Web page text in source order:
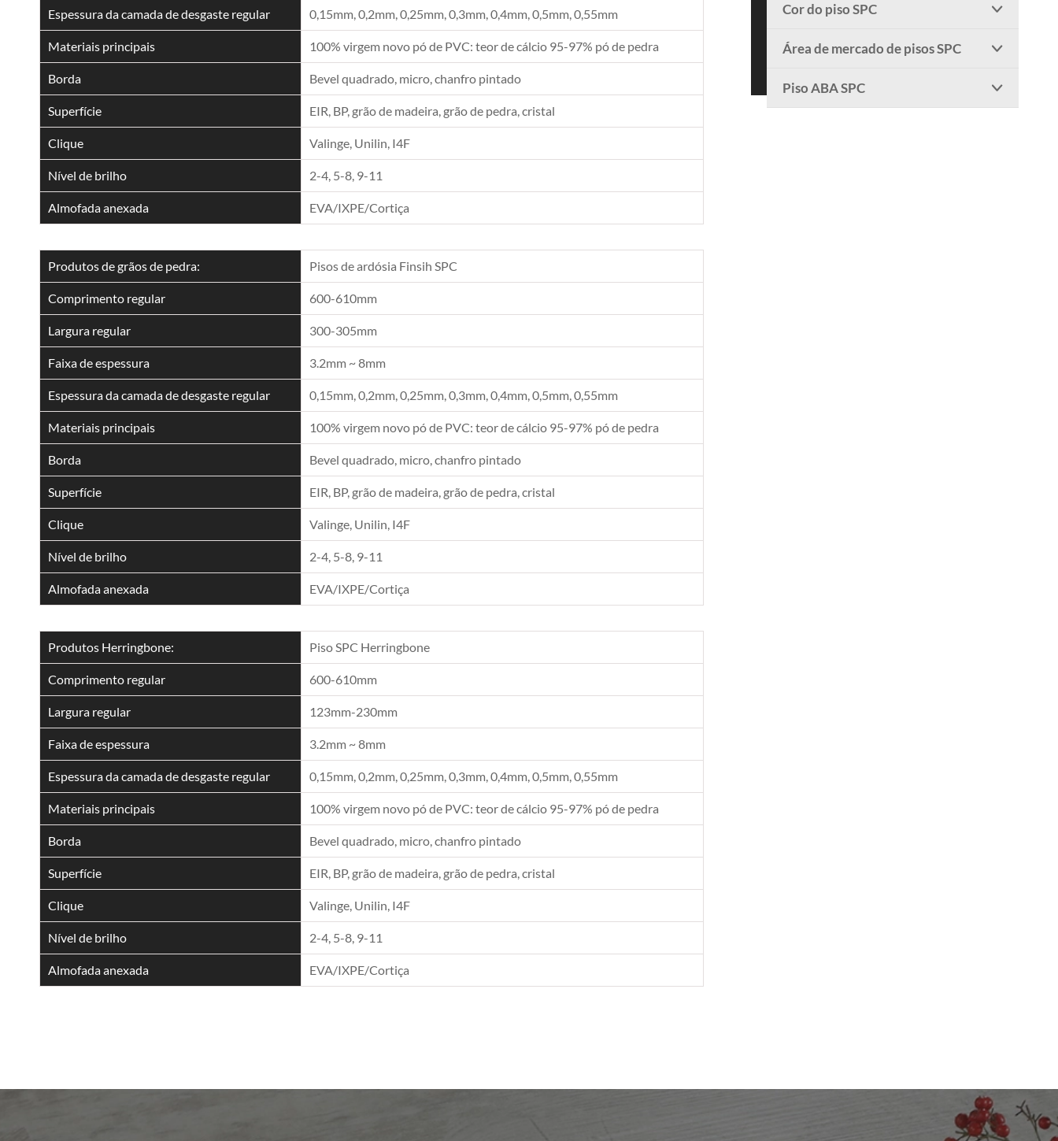
Espessura da camada de desgaste regular 0,15mm, 0,2mm, 0,25mm, 0,3mm, 0,4mm, 0,5mm, 0,55mm
Materiais principais 100% virgem novo pó de PVC: teor de cálcio 95-97% pó de pedra
Borda Bevel quadrado, micro, chanfro pintado
Superfície EIR, BP, grão de madeira, grão de pedra, cristal
Clique Valinge, Unilin, I4F
Nível de brilho 2-4, 5-8, 9-11
Almofada anexada EVA/IXPE/Cortiça
Produtos de grãos de pedra: Pisos de ardósia Finsih SPC
Comprimento regular 600-610mm
Largura regular 300-305mm
Faixa de espessura 3.2mm ~ 8mm
Espessura da camada de desgaste regular 0,15mm, 0,2mm, 0,25mm, 0,3mm, 0,4mm, 0,5mm, 0,55mm
Materiais principais 100% virgem novo pó de PVC: teor de cálcio 95-97% pó de pedra
Borda Bevel quadrado, micro, chanfro pintado
Superfície EIR, BP, grão de madeira, grão de pedra, cristal
Clique Valinge, Unilin, I4F
Nível de brilho 2-4, 5-8, 9-11
Almofada anexada EVA/IXPE/Cortiça
Produtos Herringbone: Piso SPC Herringbone
Comprimento regular 600-610mm
Largura regular 123mm-230mm
Faixa de espessura 3.2mm ~ 8mm
Espessura da camada de desgaste regular 0,15mm, 0,2mm, 0,25mm, 0,3mm, 0,4mm, 0,5mm, 0,55mm
Materiais principais 100% virgem novo pó de PVC: teor de cálcio 95-97% pó de pedra
Borda Bevel quadrado, micro, chanfro pintado
Superfície EIR, BP, grão de madeira, grão de pedra, cristal
Clique Valinge, Unilin, I4F
Nível de brilho 2-4, 5-8, 9-11
Almofada anexada EVA/IXPE/Cortiça
Cor do piso SPC 
Área de mercado de pisos SPC 
Piso ABA SPC 